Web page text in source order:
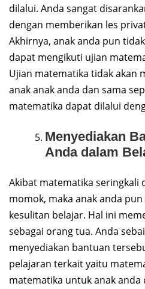
dilalui. Anda sangat
dengan memberikan les
Akhirnya, anak anda pun
dapat mengikuti ujian
Ujian matematika tidak akan
anak anak anda dan sama
matematika dapat dilalui
Menyediakan
Anda dalam
Akibat matematika seringkali
momok, maka anak anda
kesulitan belajar. Hal ini
sebagai orang tua. Anda
menyediakan bantuan
pelajaran terkait yaitu
matematika untuk anak anda